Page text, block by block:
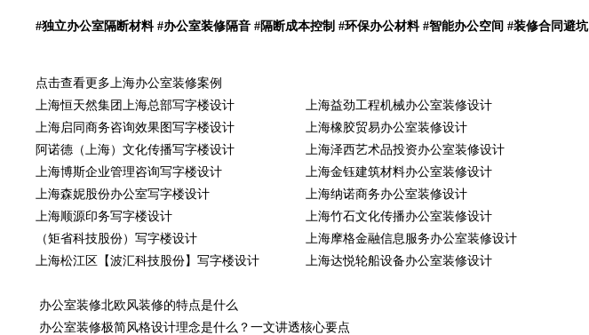
#独立办公室隔断材料 #办公室装修隔音 #隔断成本控制 #环保办公材料 #智能办公空间 #装修合同避坑
点击查看更多 上海办公室装修案例
上海恒天然集团上海总部写字楼设计
上海益劲工程机械办公室装修设计
上海启同商务咨询效果图写字楼设计
上海橡胶贸易办公室装修设计
阿诺德（上海）文化传播写字楼设计
上海泽西艺术品投资办公室装修设计
上海博斯企业管理咨询写字楼设计
上海金钰建筑材料办公室装修设计
上海森妮股份办公室写字楼设计
上海纳诺商务办公室装修设计
上海顺源印务写字楼设计
上海竹石文化传播办公室装修设计
（矩省科技股份）写字楼设计
上海摩格金融信息服务办公室装修设计
上海松江区【波汇科技股份】写字楼设计
上海达悦轮船设备办公室装修设计
办公室装修北欧风装修的特点是什么
办公室装修极简风格设计理念是什么？一文讲透核心要点